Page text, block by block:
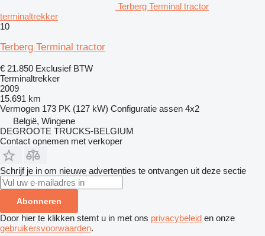
Terberg Terminal tractor
terminaltrekker
10
Terberg Terminal tractor
€ 21.850 Exclusief BTW
Terminaltrekker
2009
15.691 km
Vermogen 173 PK (127 kW) Configuratie assen 4x2
België, Wingene
DEGROOTE TRUCKS-BELGIUM
Contact opnemen met verkoper
Schrijf je in om nieuwe advertenties te ontvangen uit deze sectie
Abonneren
Door hier te klikken stemt u in met ons privacybeleid en onze
gebruikersvoorwaarden.